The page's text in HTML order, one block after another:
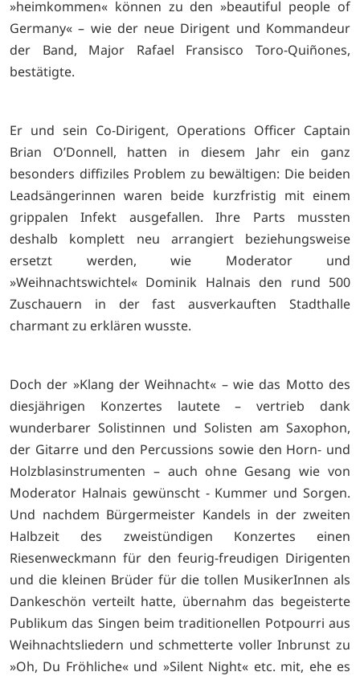
»heimkommen« können zu den »beautiful people of
Germany« – wie der neue Dirigent und Kommandeur
der Band, Major Rafael Fransisco Toro-Quiñones,
bestätigte.
Er und sein Co-Dirigent, Operations Officer Captain
Brian O’Donnell, hatten in diesem Jahr ein ganz
besonders diffiziles Problem zu bewältigen: Die beiden
Leadsängerinnen waren beide kurzfristig mit einem
grippalen Infekt ausgefallen. Ihre Parts mussten
deshalb komplett neu arrangiert beziehungsweise
ersetzt werden, wie Moderator und
»Weihnachtswichtel« Dominik Halnais den rund 500
Zuschauern in der fast ausverkauften Stadthalle
charmant zu erklären wusste.
Doch der »Klang der Weihnacht« – wie das Motto des
diesjährigen Konzertes lautete – vertrieb dank
wunderbarer Solistinnen und Solisten am Saxophon,
der Gitarre und den Percussions sowie den Horn- und
Holzblasinstrumenten – auch ohne Gesang wie von
Moderator Halnais gewünscht - Kummer und Sorgen.
Und nachdem Bürgermeister Kandels in der zweiten
Halbzeit des zweistündigen Konzertes einen
Riesenweckmann für den feurig-freudigen Dirigenten
und die kleinen Brüder für die tollen MusikerInnen als
Dankeschön verteilt hatte, übernahm das begeisterte
Publikum das Singen beim traditionellen Potpourri aus
Weihnachtsliedern und schmetterte voller Inbrunst zu
»Oh, Du Fröhliche« und »Silent Night« etc. mit, ehe es